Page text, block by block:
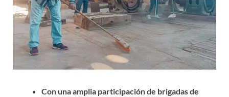
Con una amplia participación de brigadas de